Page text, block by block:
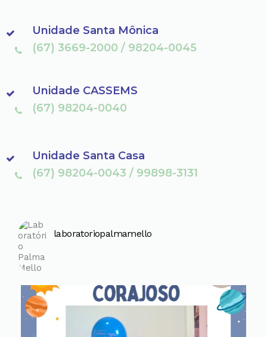
Unidade Santa Mônica
(67) 3669-2000 / 98204-0045
Unidade CASSEMS
(67) 98204-0040
Unidade Santa Casa
(67) 98204-0043 / 99898-3131
laboratoriopalmamello